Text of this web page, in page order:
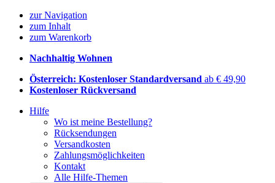
zur Navigation
zum Inhalt
zum Warenkorb
Nachhaltig Wohnen
Österreich: Kostenloser Standardversand ab € 49,90
Kostenloser Rückversand
Hilfe
Wo ist meine Bestellung?
Rücksendungen
Versandkosten
Zahlungsmöglichkeiten
Kontakt
Alle Hilfe-Themen